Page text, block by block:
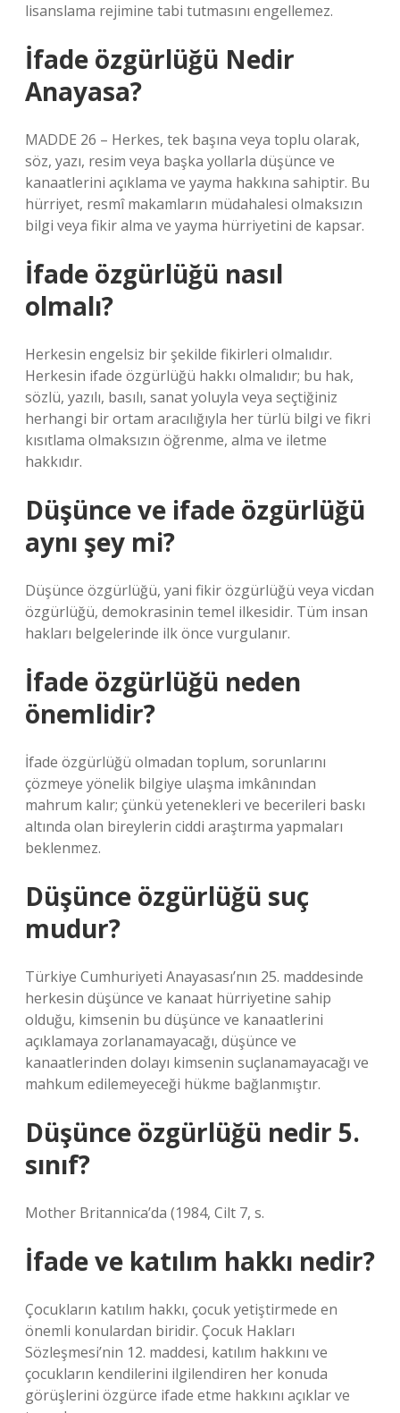
lisanslama rejimine tabi tutmasını engellemez.
İfade özgürlüğü Nedir
Anayasa?
MADDE 26 – Herkes, tek başına veya toplu olarak,
söz, yazı, resim veya başka yollarla düşünce ve
kanaatlerini açıklama ve yayma hakkına sahiptir. Bu
hürriyet, resmî makamların müdahalesi olmaksızın
bilgi veya fikir alma ve yayma hürriyetini de kapsar.
İfade özgürlüğü nasıl
olmalı?
Herkesin engelsiz bir şekilde fikirleri olmalıdır.
Herkesin ifade özgürlüğü hakkı olmalıdır; bu hak,
sözlü, yazılı, basılı, sanat yoluyla veya seçtiğiniz
herhangi bir ortam aracılığıyla her türlü bilgi ve fikri
kısıtlama olmaksızın öğrenme, alma ve iletme
hakkıdır.
Düşünce ve ifade özgürlüğü
aynı şey mi?
Düşünce özgürlüğü, yani fikir özgürlüğü veya vicdan
özgürlüğü, demokrasinin temel ilkesidir. Tüm insan
hakları belgelerinde ilk önce vurgulanır.
İfade özgürlüğü neden
önemlidir?
İfade özgürlüğü olmadan toplum, sorunlarını
çözmeye yönelik bilgiye ulaşma imkânından
mahrum kalır; çünkü yetenekleri ve becerileri baskı
altında olan bireylerin ciddi araştırma yapmaları
beklenmez.
Düşünce özgürlüğü suç
mudur?
Türkiye Cumhuriyeti Anayasası’nın 25. maddesinde
herkesin düşünce ve kanaat hürriyetine sahip
olduğu, kimsenin bu düşünce ve kanaatlerini
açıklamaya zorlanamayacağı, düşünce ve
kanaatlerinden dolayı kimsenin suçlanamayacağı ve
mahkum edilemeyeceği hükme bağlanmıştır.
Düşünce özgürlüğü nedir 5.
sınıf?
Mother Britannica’da (1984, Cilt 7, s.
İfade ve katılım hakkı nedir?
Çocukların katılım hakkı, çocuk yetiştirmede en
önemli konulardan biridir. Çocuk Hakları
Sözleşmesi’nin 12. maddesi, katılım hakkını ve
çocukların kendilerini ilgilendiren her konuda
görüşlerini özgürce ifade etme hakkını açıklar ve